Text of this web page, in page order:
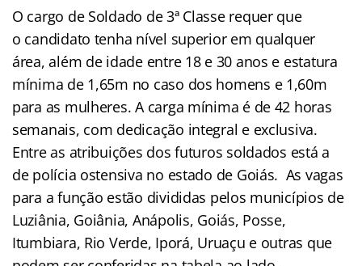
O cargo de Soldado de 3ª Classe requer que
o candidato tenha nível superior em qualquer
área, além de idade entre 18 e 30 anos e estatura
mínima de 1,65m no caso dos homens e 1,60m
para as mulheres. A carga mínima é de 42 horas
semanais, com dedicação integral e exclusiva.
Entre as atribuições dos futuros soldados está a
de polícia ostensiva no estado de Goiás. As vagas
para a função estão divididas pelos municípios de
Luziânia, Goiânia, Anápolis, Goiás, Posse,
Itumbiara, Rio Verde, Iporá, Uruaçu e outras que